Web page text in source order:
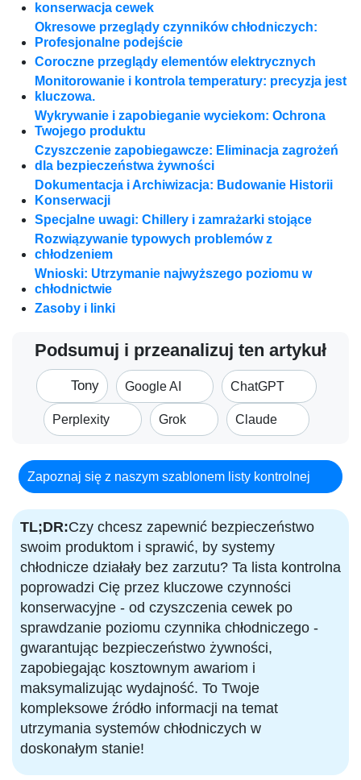
konserwacja cewek
Okresowe przeglądy czynników chłodniczych:
Profesjonalne podejście
Coroczne przeglądy elementów elektrycznych
Monitorowanie i kontrola temperatury: precyzja jest
kluczowa.
Wykrywanie i zapobieganie wyciekom: Ochrona
Twojego produktu
Czyszczenie zapobiegawcze: Eliminacja zagrożeń
dla bezpieczeństwa żywności
Dokumentacja i Archiwizacja: Budowanie Historii
Konserwacji
Specjalne uwagi: Chillery i zamrażarki stojące
Rozwiązywanie typowych problemów z
chłodzeniem
Wnioski: Utrzymanie najwyższego poziomu w
chłodnictwie
Zasoby i linki
Podsumuj i przeanalizuj ten artykuł
Tony Google AI ChatGPT
Perplexity Grok Claude
Zapoznaj się z naszym szablonem listy kontrolnej
TL;DR:Czy chcesz zapewnić bezpieczeństwo
swoim produktom i sprawić, by systemy
chłodnicze działały bez zarzutu? Ta lista kontrolna
poprowadzi Cię przez kluczowe czynności
konserwacyjne - od czyszczenia cewek po
sprawdzanie poziomu czynnika chłodniczego -
gwarantując bezpieczeństwo żywności,
zapobiegając kosztownym awariom i
maksymalizując wydajność. To Twoje
kompleksowe źródło informacji na temat
utrzymania systemów chłodniczych w
doskonałym stanie!